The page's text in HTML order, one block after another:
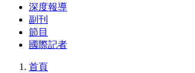
深度報導
副刊
節目
國際記者
首頁